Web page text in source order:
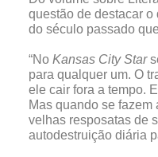
questão de destacar o
do século passado
“No Kansas City Star
para qualquer um. O
ele cair fora a tempo.
Mas quando se
velhas resposatas de
autodestruição diária